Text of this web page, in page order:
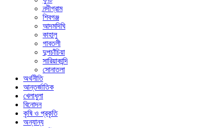
নন্দীগ্রাম
শিবগঞ্জ
আদমদিঘি
কাহালু
গাবতলী
দুপচাঁচিয়া
সারিয়াকান্দি
সোনাতলা
অর্থনীতি
আন্তর্জাতিক
খেলাধুলা
বিনোদন
কৃষি ও প্রকৃতি
অন্যান্য